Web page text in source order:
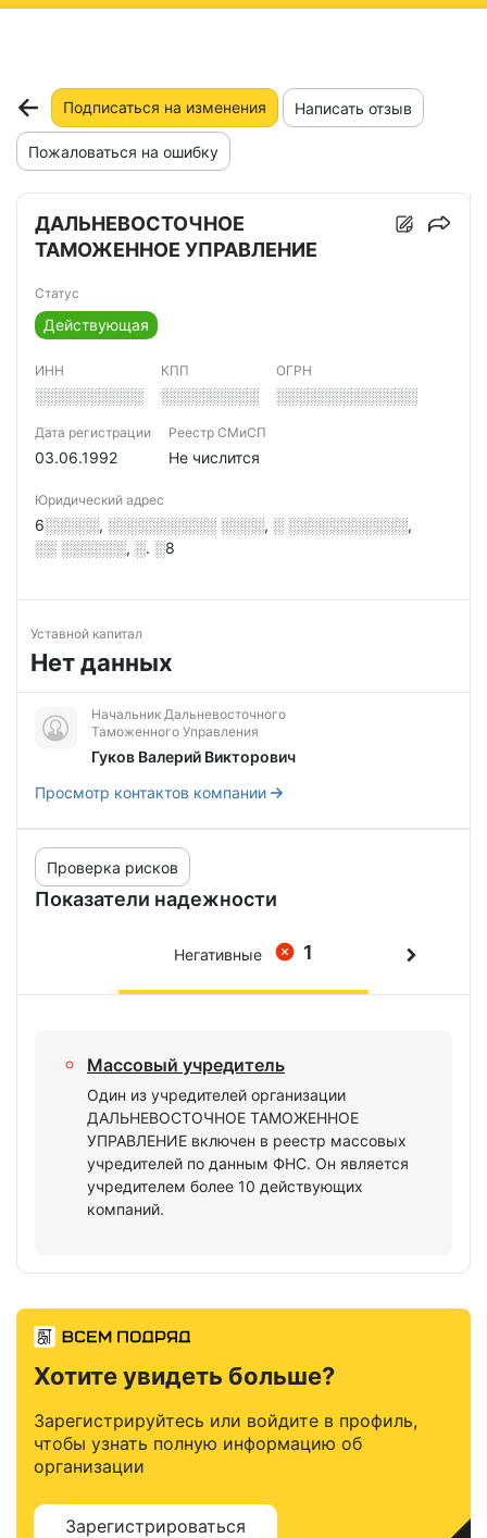
Подписаться на изменения Написать отзыв
Пожаловаться на ошибку
ДАЛЬНЕВОСТОЧНОЕ
ТАМОЖЕННОЕ УПРАВЛЕНИЕ
Статус
Действующая
ИНН
░░░░░░░░░░
КПП
░░░░░░░░░
ОГРН
░░░░░░░░░░░░░
Дата регистрации
03.06.1992
Реестр СМиСП
Не числится
Юридический адрес
6░░░░░, ░░░░░░░░░░ ░░░░, ░ ░░░░░░░░░░░,
░░ ░░░░░░, ░. ░8
Уставной капитал
Нет данных
Начальник Дальневосточного
Таможенного Управления
Гуков Валерий Викторович
Просмотр контактов компании
Показатели надежности
Проверка рисков
1
Негативные
Массовый учредитель
Один из учредителей организации
ДАЛЬНЕВОСТОЧНОЕ ТАМОЖЕННОЕ
УПРАВЛЕНИЕ включен в реестр массовых
учредителей по данным ФНС. Он является
учредителем более 10 действующих
компаний.
Хотите увидеть больше?
Зарегистрируйтесь или войдите в профиль,
чтобы узнать полную информацию об
организации
Зарегистрироваться